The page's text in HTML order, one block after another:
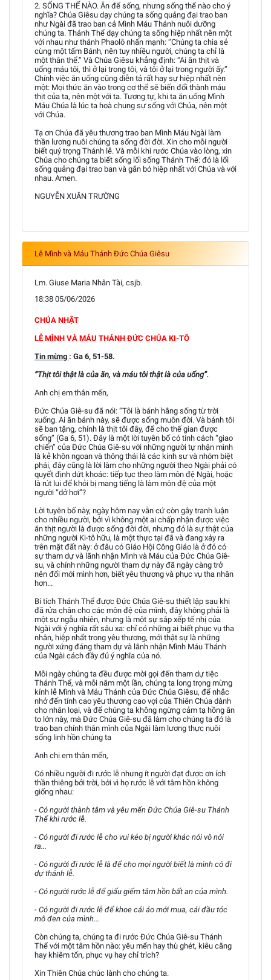
2. SỐNG THẾ NÀO. Ăn để sống, nhưng sống thế nào cho ý
nghĩa? Chúa Giêsu dạy chúng ta sống quảng đại trao ban
như Ngài đã trao ban cả Mình Máu Thánh nuôi dưỡng
chúng ta. Thánh Thể dạy chúng ta sống hiệp nhất nên một
với nhau như thánh Phaolô nhấn mạnh: “Chúng ta chia sẻ
cùng một tấm Bánh, nên tuy nhiều người, chúng ta chỉ là
một thân thể.” Và Chúa Giêsu khẳng định: “Ai ăn thịt và
uống máu tôi, thì ở lại trong tôi, và tôi ở lại trong người ấy.”
Chính việc ăn uống cũng diễn tả rất hay sự hiệp nhất nên
một: Mọi thức ăn vào trong cơ thể sẽ biến đổi thành máu
thịt của ta, nên một với ta. Tương tự, khi ta ăn uống Mình
Máu Chúa là lúc ta hoà chung sự sống với Chúa, nên một
với Chúa.
Tạ ơn Chúa đã yêu thương trao ban Mình Máu Ngài làm
thần lương nuôi chúng ta sống đời đời. Xin cho mỗi người
biết quý trọng Thánh lễ. Và mỗi khi rước Chúa vào lòng, xin
Chúa cho chúng ta biết sống lối sống Thánh Thể: đó là lối
sống quảng đại trao ban và gắn bó hiệp nhất với Chúa và với
nhau. Amen.
NGUYỄN XUÂN TRƯỜNG
Lễ Mình và Máu Thánh Đức Chúa Giêsu
Lm. Giuse Maria Nhân Tài, csjb.
18:38 05/06/2026
CHÚA NHẬT
LỄ MÌNH VÀ MÁU THÁNH ĐỨC CHÚA KI-TÔ
Tin mừng : Ga 6, 51-58.
“Thịt tôi thật là của ăn, và máu tôi thật là của uống”.
Anh chị em thân mến,
Đức Chúa Giê-su đã nói: “Tôi là bánh hằng sống từ trời
xuống. Ai ăn bánh này, sẽ được sống muôn đời. Và bánh tôi
sẽ ban tặng, chính là thịt tôi đây, để cho thế gian được
sống” (Ga 6, 51). Đây là một lời tuyên bố có tính cách “giao
chiến” của Đức Chúa Giê-su với những người tự nhận mình
là kẻ khôn ngoan và thông thái là các kinh sư và nhóm biệt
phái, đây cũng là lời làm cho những người theo Ngài phải có
quyết định dứt khoác: tiếp tục theo làm môn đệ Ngài, hoặc
là rút lui để khỏi bị mang tiếng là làm môn đệ của một
người “dở hơi”?
Lời tuyên bố này, ngày hôm nay vẫn cứ còn gây tranh luận
cho nhiều người, bởi vì không một ai chấp nhận được việc
ăn thịt người là được sống đời đời, nhưng đó là sự thật của
những người Ki-tô hữu, là một thực tại đã và đang xảy ra
trên mặt đất này: ở đâu có Giáo Hội Công Giáo là ở đó có
sự tham dự và lãnh nhận Mình và Máu của Đức Chúa Giê-
su, và chính những người tham dự này đã ngày càng trở
nên đổi mới mình hơn, biết yêu thương và phục vụ tha nhân
hơn...
Bí tích Thánh Thể được Đức Chúa Giê-su thiết lập sau khi
đã rửa chân cho các môn đệ của mình, đây không phải là
một sự ngẫu nhiên, nhưng là một sự sắp xếp tế nhị của
Ngài với ý nghĩa rất sâu xa: chỉ có những ai biết phục vụ tha
nhân, hiệp nhất trong yêu thương, mới thật sự là những
người xứng đáng tham dự và lãnh nhận Mình Máu Thánh
của Ngài cách đầy đủ ý nghĩa của nó.
Mỗi ngày chúng ta đều được mời gọi đến tham dự tiệc
Thánh Thể, và mỗi năm một lần, chúng ta long trọng mừng
kính lễ Mình và Máu Thánh của Đức Chúa Giêsu, để nhắc
nhở đến tính cao yêu thương cao vợi của Thiên Chúa dành
cho nhân loại, và để chúng ta không ngừng cảm tạ hồng ân
to lớn này, mà Đức Chúa Giê-su đã làm cho chúng ta đó là
trao ban chính thân mình của Ngài làm lương thực nuôi
sống linh hồn chúng ta
Anh chị em thân mến,
Có nhiều người đi rước lễ nhưng ít người đạt được ơn ích
thần thiêng bởi trời, bởi vì họ rước lễ với tâm hồn không
giống nhau:
- Có người thành tâm và yêu mến Đức Chúa Giê-su Thánh
Thể khi rước lễ.
- Có người đi rước lễ cho vui kẻo bị người khác nói vô nói
ra...
- Có người đi rước lễ là để cho mọi người biết là mình có đi
dự thánh lễ.
- Có người rước lễ để giấu giếm tâm hồn bất an của mình.
- Có người đi rước lễ để khoe cái áo mới mua, cái đầu tóc
mô đen của mình...
Còn chúng ta, chúng ta đi rước Đức Chúa Giê-su Thánh
Thể với một tâm hồn nào: yêu mến hay thù ghét, kiêu căng
hay khiêm tốn, phục vụ hay chỉ trích?
Xin Thiên Chúa chúc lành cho chúng ta.